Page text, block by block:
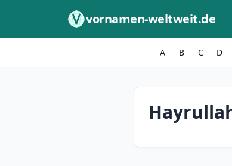
vornamen-weltweit.de
A B C D